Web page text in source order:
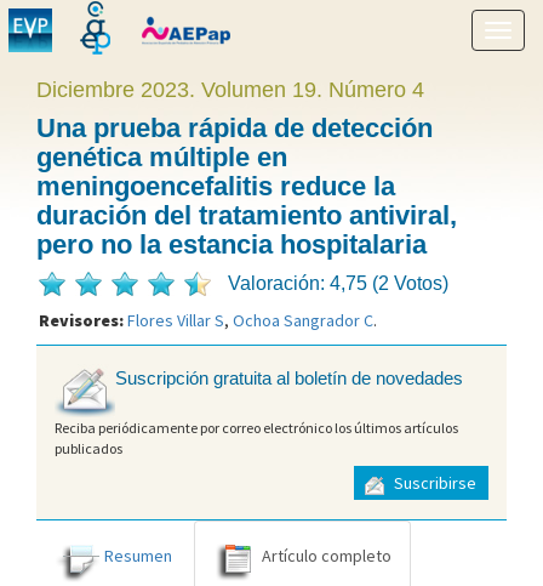
menú
Diciembre 2023. Volumen 19. Número 4
Una prueba rápida de detección
genética múltiple en
meningoencefalitis reduce la
duración del tratamiento antiviral,
pero no la estancia hospitalaria
Valoración: 4,75 (2 Votos)
Revisores:Flores Villar S, Ochoa Sangrador C.
Suscripción gratuita al boletín de novedades
Reciba periódicamente por correo electrónico los últimos artículos
publicados
Suscribirse
Resumen Artículo completo